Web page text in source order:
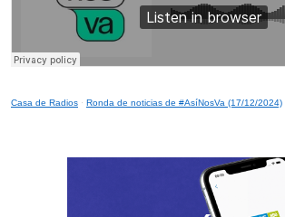
Casa de Radios · Ronda de noticias de #AsíNosVa (17/12/2024)